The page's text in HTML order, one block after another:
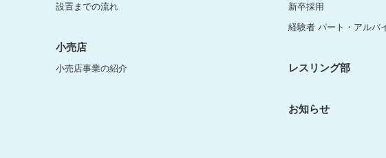
設置までの流れ
小売店
小売店事業の紹介
新卒採用
経験者 パート・アルバ
レスリング部
お知らせ